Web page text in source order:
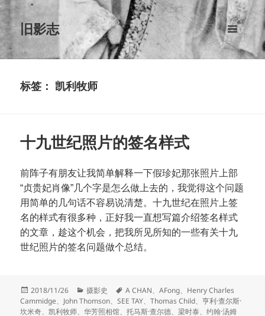
旧影志
菜单和
挂件
标签： 凯利牧师
十九世纪照片的签名样式
前阵子有朋友让我简单解释一下假珍妃那张照片上部
“贞贵妃肖像”几个字是怎么做上去的，我觉得这个问题
用简单的几句话不容易说清楚。十九世纪在照片上签
名的样式有很多种，正好我一直想写篇介绍签名样式
的文章，趁这个机会，把我所见所知的一些有关十九
世纪照片的签名问题做个总结。
发
布
于
2018/11/26
分
类
摄影史
标
签
A CHAN、AFong、 Henry Charles
Cammidge、 John Thomson、SEE TAY、Thomas Child、亨利·查尔斯·
坎米奇、凯利牧师、华芳照相馆、托马斯·查尔德、梁时泰、约翰·汤姆